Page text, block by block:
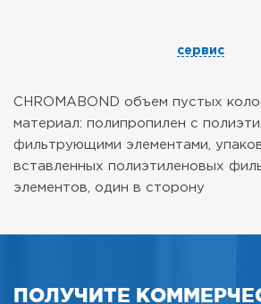
сервис
CHROMABOND объем пустых
материал: полипропилен с
фильтрующими элементами,
вставленных полиэтиленовых
элементов, один в сторону
ПОЛУЧИТЕ